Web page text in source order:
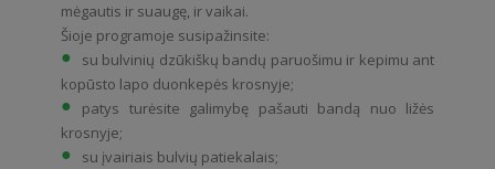
mėgautis ir suaugę, ir vaikai.
Šioje programoje susipažinsite:
su bulvinių dzūkiškų bandų paruošimu ir kepimu ant
kopūsto lapo duonkepės krosnyje;
patys turėsite galimybę pašauti bandą nuo ližės
krosnyje;
su įvairiais bulvių patiekalais;